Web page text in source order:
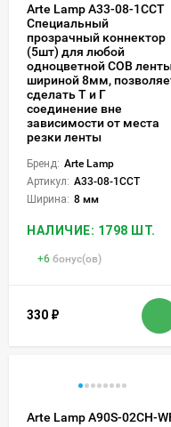
Arte Lamp A33-08-1CCT
Специальный
прозрачный коннектор
(5шт) для любой
одноцветной COB
шириной 8мм,
сделать Т и Г
соединение вне
зависимости от места
резки ленты
Бренд: Arte Lamp
Артикул: A33-08-1CCT
Ширина: 8 мм
НАЛИЧИЕ: 1798 ШТ.
+6 бонус(ов)
330 ₽
Arte Lamp A90S-02CH-